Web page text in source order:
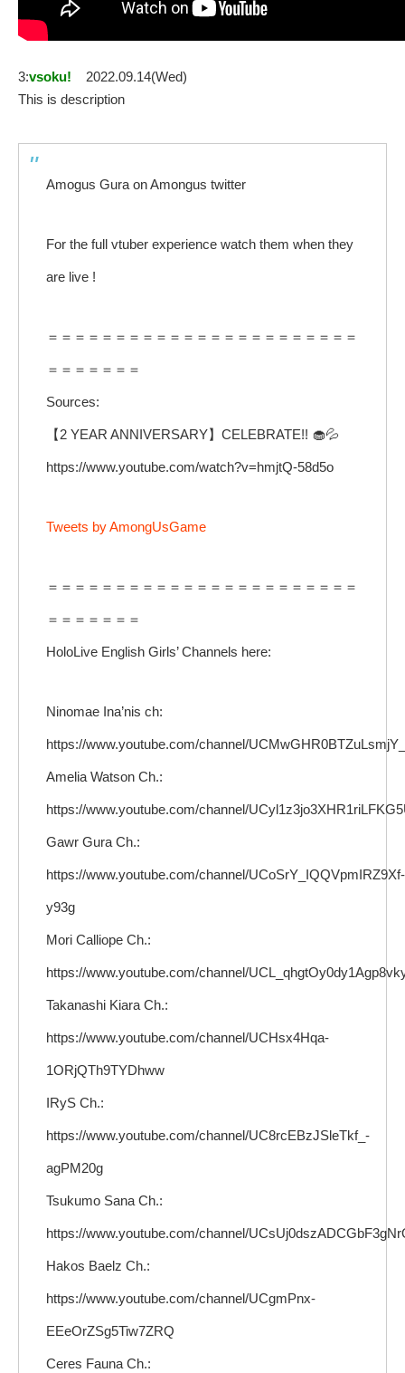
3:vsoku!
2022.09.14(Wed)
This is description
Amogus Gura on Amongus twitter
For the full vtuber experience watch them when they
are live !
＝＝＝＝＝＝＝＝＝＝＝＝＝＝＝＝＝＝＝＝＝＝＝
＝＝＝＝＝＝＝
Sources:
【2 YEAR ANNIVERSARY】CELEBRATE!! 🧁💦
https://www.youtube.com/watch?v=hmjtQ-58d5o
Tweets by AmongUsGame
＝＝＝＝＝＝＝＝＝＝＝＝＝＝＝＝＝＝＝＝＝＝＝
＝＝＝＝＝＝＝
HoloLive English Girls’ Channels here:
Ninomae Ina’nis ch:
https://www.youtube.com/channel/
Amelia Watson Ch.:
https://www.youtube.com/channel/
Gawr Gura Ch.:
https://www.youtube.com/channel/UCoSrY_IQQVpmIRZ9Xf-
y93g
Mori Calliope Ch.:
https://www.youtube.com/channel/
Takanashi Kiara Ch.:
https://www.youtube.com/channel/UCHsx4Hqa-
1ORjQTh9TYDhww
IRyS Ch.:
https://www.youtube.com/channel/UC8rcEBzJSleTkf_-
agPM20g
Tsukumo Sana Ch.:
https://www.youtube.com/channel/
Hakos Baelz Ch.:
https://www.youtube.com/channel/UCgmPnx-
EEeOrZSg5Tiw7ZRQ
Ceres Fauna Ch.: